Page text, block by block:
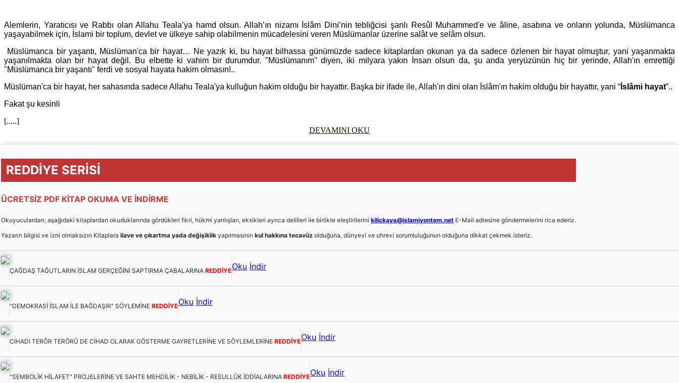
Alemlerin, Yaratıcısı ve Rabbı olan Allahu Teala’ya hamd olsun. Allah’ın nizamı İslâm Dini’nin tebliğcisi şanlı Resûl Muhammed'e ve âline, asabına ve onların yolunda, Müslümanca
yaşayabilmek için, İslami bir toplum, devlet ve ülkeye sahip olabilmenin mücadelesini veren Müslümanlar üzerine salât ve selâm olsun.
Müslümanca bir yaşantı, Müslüman'ca bir hayat… Ne yazık ki, bu hayat bilhassa günümüzde sadece kitaplardan okunan ya da sadece özlenen bir hayat olmuştur, yani yaşanmakta
yaşanılmakta olan bir hayat değil. Bu elbette ki vahim bir durumdur. "Müslümanım" diyen, iki milyara yakın İnsan olsun da, şu anda yeryüzünün hiç bir yerinde, Allah'ın emrettiği
"Müslümanca bir yaşantı" ferdi ve sosyal hayata hakim olmasın!..
Müslüman'ca bir hayat, her sahasında sadece Allahu Teala'ya kulluğun hakim olduğu bir hayattır. Başka bir ifade ile, Allah'ın dini olan İslâm'ın hakim olduğu bir hayattır, yani “ İslâmi hayat”..
Fakat şu kesinli
[.....]
DEVAMINI OKU
REDDİYE SERİSİ
ÜCRETSİZ PDF KİTAP OKUMA VE İNDİRME
Okuyuculardan, aşağıdaki kitaplardan okuduklarında gördükleri fikri, hükmi yanlışları, eksikleri ayrıca delilleri ile birlikte eleştirilerini kilickaya@islamiyontem.net E-Mail adresine göndermelerini rica ederiz.
Yazarın bilgisi ve izni olmaksızın Kitaplara ilave ve çıkartma yada değişiklik yapılmasının kul hakkına tecavüz olduğuna, dünyevi ve uhrevi sorumluluğunun olduğuna dikkat çekmek isteriz.
ÇAĞDAŞ TAĞUTLARIN İSLAM GERÇEĞİNİ SAPTIRMA ÇABALARINA REDDİYEOku İndir
"DEMOKRASİ İSLAM İLE BAĞDAŞIR" SÖYLEMİNE REDDİYEOku İndir
CİHADI TERÖR TERÖRÜ DE CİHAD OLARAK GÖSTERME GAYRETLERİNE VE SÖYLEMLERİNE REDDİYEOku İndir
"SEMBOLİK HİLAFET" PROJELERİNE VE SAHTE MEHDİLİK - NEBİLİK - RESULLÜK İDDİALARINA REDDİYEOku İndir